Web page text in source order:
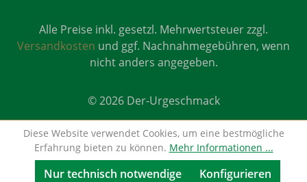
Alle Preise inkl. gesetzl. Mehrwertsteuer zzgl.
Versandkosten und ggf. Nachnahmegebühren, wenn
nicht anders angegeben.
© 2026 Der-Urgeschmack
Diese Website verwendet Cookies, um eine bestmögliche
Erfahrung bieten zu können. Mehr Informationen ...
Nur technisch notwendige Konfigurieren